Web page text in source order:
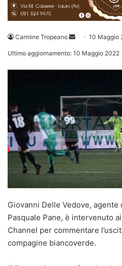
Carmine Tropeano
Invia 10 Maggio
Ultimo aggiornamento: 10 Maggio 2022
Giovanni Delle Vedove, agente
Pasquale Pane, è intervenuto
Channel per commentare
compagine biancoverde.